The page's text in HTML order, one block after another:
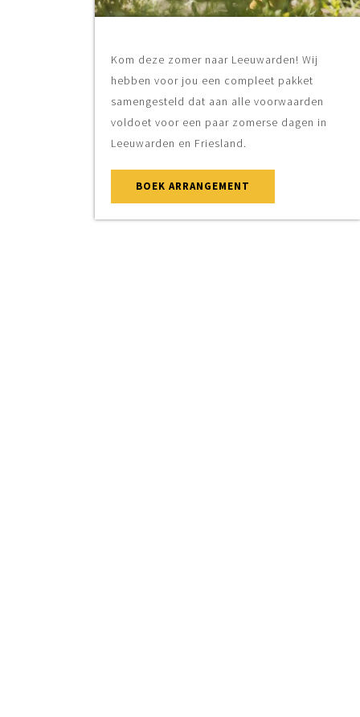
Kom deze zomer naar Leeuwarden! Wij
hebben voor jou een compleet pakket
samengesteld dat aan alle voorwaarden
voldoet voor een paar zomerse dagen in
Leeuwarden en Friesland.
BOEK ARRANGEMENT